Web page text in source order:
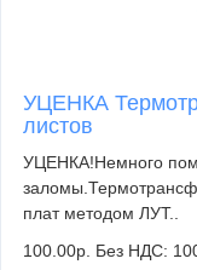
УЦЕНКА
листов
УЦЕНКА!Немного
плат методом ЛУТ..
100.00р. Без НДС: